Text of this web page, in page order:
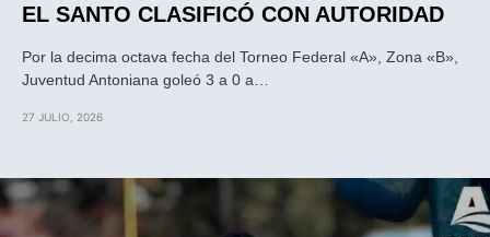
EL SANTO CLASIFICÓ CON AUTORIDAD
Por la decima octava fecha del Torneo Federal «A», Zona «B»,
Juventud Antoniana goleó 3 a 0 a…
27 JULIO, 2026